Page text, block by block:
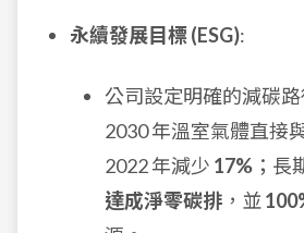
永續發展目標 (ESG):
公司設定明確的減碳
2030 年溫室氣體直接
2022 年減少 17% ；長
達成淨零碳排 ，並